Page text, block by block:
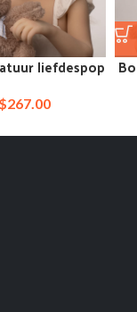
liefdespop
$267.00